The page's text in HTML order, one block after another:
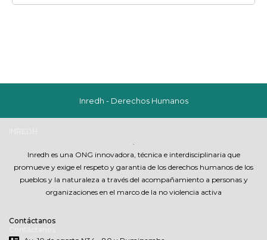
Inredh - Derechos Humanos
Inredh es una ONG innovadora, técnica e interdisciplinaria que
promueve y exige el respeto y garantia de los derechos humanos de los
pueblos y la naturaleza a través del acompañamiento a personas y
organizaciones en el marco de la no violencia activa
Contáctanos